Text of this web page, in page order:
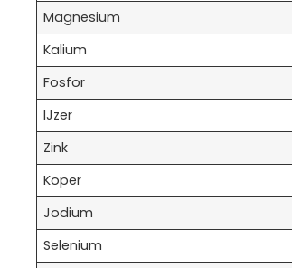
Magnesium
Kalium
Fosfor
IJzer
Zink
Koper
Jodium
Selenium